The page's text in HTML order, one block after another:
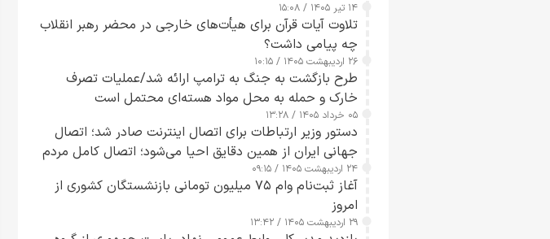
۱۴ تیر ۱۴۰۵ / ۱۵:۰۸
تلاوت آیات قرآن برای هیأت‌های خارجی در محضر رهبر انقلاب
چه پیامی داشت؟
۲۶ اردیبهشت ۱۴۰۵ / ۱۰:۱۵
طرح‌ بازگشت به جنگ به ترامپ ارائه شد/عملیات تصرف
خارک و حمله به محل مواد هسته‌ای محتمل است
۰۵ خرداد ۱۴۰۵ / ۱۳:۲۸
دستور وزیر ارتباطات برای اتصال اینترنت صادر شد؛ اتصال
جهانی ایران از همین دقایق احیا می‌شود؛ اتصال کامل مردم
تا ۲۴ ساعت آینده
۲۴ اردیبهشت ۱۴۰۵ / ۰۹:۱۵
آغاز ثبت‌نام وام ۷۵ میلیون تومانی بازنشستگان کشوری از
امروز
۲۹ اردیبهشت ۱۴۰۵ / ۱۳:۴۲